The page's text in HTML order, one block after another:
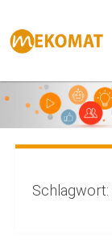
Inhalt
springen
Schlagwort: